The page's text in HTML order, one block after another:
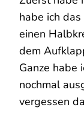
habe ich
einen
dem
Ganze habe
nochmal
vergessen